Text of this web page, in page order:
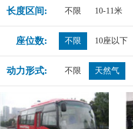
长度区间: 不限 10-11米
座位数: 不限 10座以下
动力形式: 不限 天然气